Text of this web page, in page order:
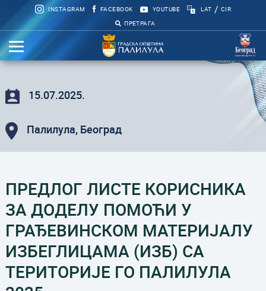
INSTAGRAM FACEBOOK YOUTUBE LAT / CIR
ПРЕТРАГА
15.07.2025.
Палилула, Београд
ПРЕДЛОГ ЛИСТЕ КОРИСНИКА
ЗА ДОДЕЛУ ПОМОЋИ У
ГРАЂЕВИНСКОМ МАТЕРИЈАЛУ
ИЗБЕГЛИЦАМА (ИЗБ) СА
ТЕРИТОРИЈЕ ГО ПАЛИЛУЛА